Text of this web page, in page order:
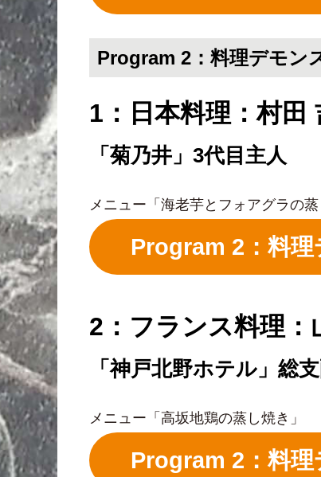
Program 2：料理デモン
1：日本料理：村田
「菊乃井」3代目主人
メニュー「海老芋とフォアグラの蒸
Program 2：料
2：フランス料理：
「神戸北野ホテル」総
メニュー「高坂地鶏の蒸し焼き」
Program 2：料